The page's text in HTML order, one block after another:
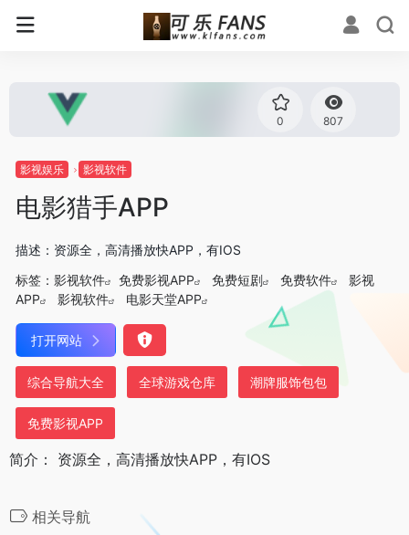
0 807
影视娱乐 影视软件
电影猎手APP
描述：资源全，高清播放快APP，有IOS
标签： 影视软件 免费影视APP 免费短剧 免费软件
影视
APP
影视软件 电影天堂APP
打开网站
综合导航大全 全球游戏仓库 潮牌服饰包包
免费影视APP
简介： 资源全，高清播放快APP，有IOS
相关导航